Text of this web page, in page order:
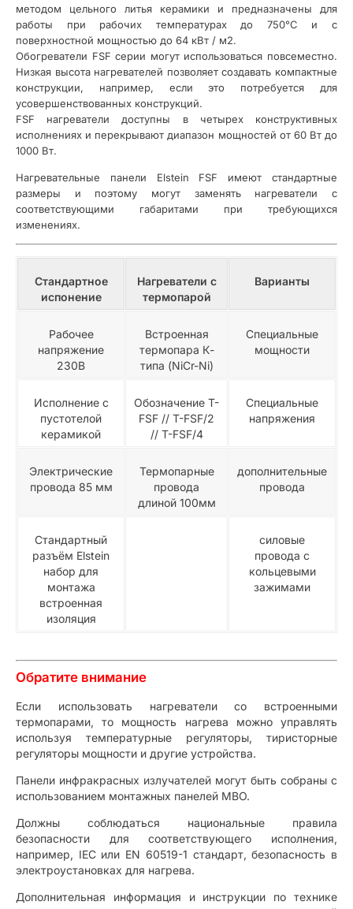
методом цельного литья керамики и предназначены для
работы при рабочих температурах до 750°С и с
поверхностной мощностью до 64 кВт / м2.
Обогреватели FSF серии могут использоваться повсеместно.
Низкая высота нагревателей позволяет создавать компактные
конструкции, например, если это потребуется для
усовершенствованных конструкций.
FSF нагреватели доступны в четырех конструктивных
исполнениях и перекрывают диапазон мощностей от 60 Вт до
1000 Вт.
Нагревательные панели Elstein FSF имеют стандартные
размеры и поэтому могут заменять нагреватели с
соответствующими габаритами при требующихся
изменениях.
Стандартное
испонение
Нагреватели с
термопарой
Варианты
Рабочее
напряжение
230В
Встроенная
термопара К-
типа (NiCr-Ni)
Специальные
мощности
Исполнение с
пустотелой
керамикой
Обозначение T-
FSF // T-FSF/2
// T-FSF/4
Специальные
напряжения
Электрические
провода 85 мм
Термопарные
провода
длиной 100мм
дополнительные
провода
Стандартный
разъём Elstein
набор для
монтажа
встроенная
изоляция
силовые
провода с
кольцевыми
зажимами
Обратите внимание
Если использовать нагреватели со встроенными
термопарами, то мощность нагрева можно управлять
используя температурные регуляторы, тиристорные
регуляторы мощности и другие устройства.
Панели инфракрасных излучателей могут быть собраны с
использованием монтажных панелей MBO.
Должны соблюдаться национальные правила
безопасности для соответствующего исполнения,
например, IEC или EN 60519-1 стандарт, безопасность в
электроустановках для нагрева.
Дополнительная информация и инструкции по технике